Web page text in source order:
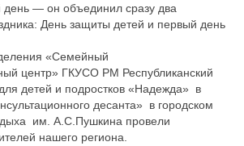
— он объединил сразу два
День защиты детей и первый день
«Семейный
центр» ГКУСО РМ Республиканский
детей и подростков «Надежда» в
десанта» в городском
им. А.С.Пушкина провели
нашего региона.